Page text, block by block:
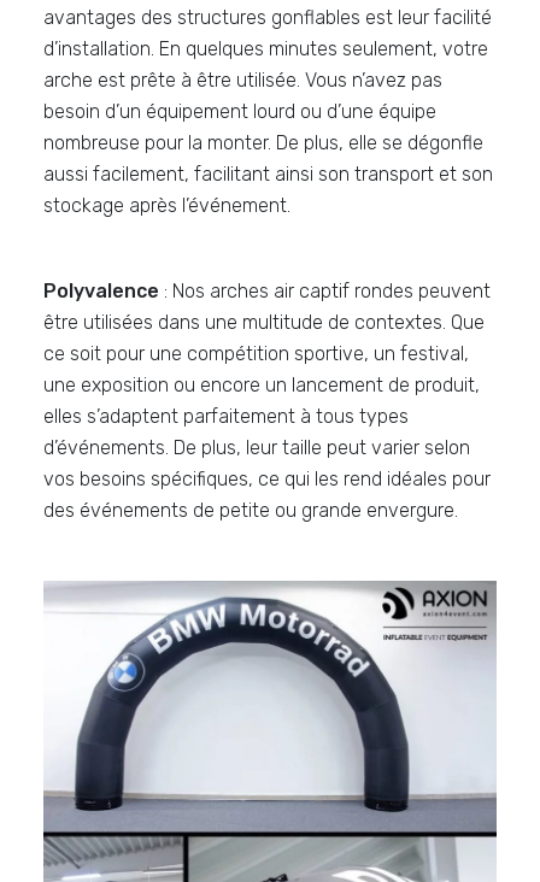
avantages des structures gonflables est leur facilité
d’installation. En quelques minutes seulement, votre
arche est prête à être utilisée. Vous n’avez pas
besoin d’un équipement lourd ou d’une équipe
nombreuse pour la monter. De plus, elle se dégonfle
aussi facilement, facilitant ainsi son transport et son
stockage après l’événement.
Polyvalence : Nos arches air captif rondes peuvent
être utilisées dans une multitude de contextes. Que
ce soit pour une compétition sportive, un festival,
une exposition ou encore un lancement de produit,
elles s’adaptent parfaitement à tous types
d’événements. De plus, leur taille peut varier selon
vos besoins spécifiques, ce qui les rend idéales pour
des événements de petite ou grande envergure.